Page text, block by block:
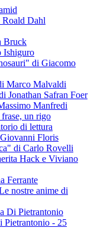
Dahl
Bruck
Ishiguro
di Giacomo
Marco Malvaldi
Jonathan Safran Foer
Manfredi
un rigo
di lettura
Floris
di Carlo Rovelli
Hack e Viviano
Ferrante
nostre anime di
Di Pietrantonio
Pietrantonio - 25